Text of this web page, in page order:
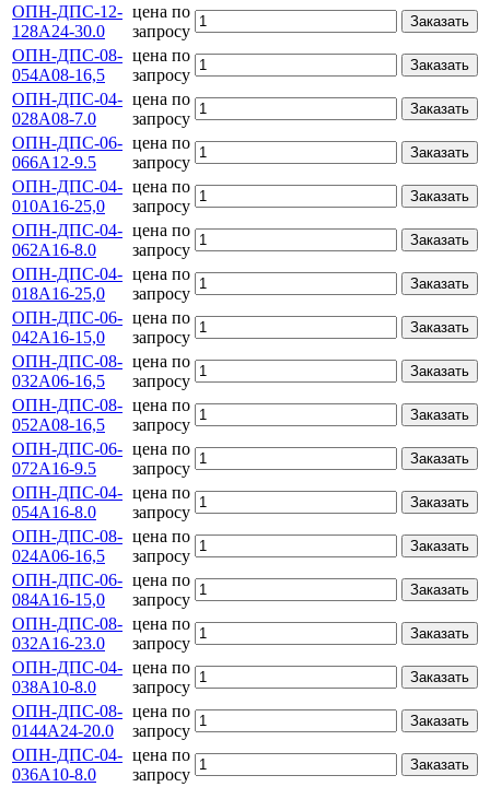
ОПН-ДПС-12-
128А24-30.0
цена по
запросу
Заказать
ОПН-ДПС-08-
054А08-16,5
цена по
запросу
Заказать
ОПН-ДПС-04-
028А08-7.0
цена по
запросу
Заказать
ОПН-ДПС-06-
066А12-9.5
цена по
запросу
Заказать
ОПН-ДПС-04-
010А16-25,0
цена по
запросу
Заказать
ОПН-ДПС-04-
062А16-8.0
цена по
запросу
Заказать
ОПН-ДПС-04-
018А16-25,0
цена по
запросу
Заказать
ОПН-ДПС-06-
042А16-15,0
цена по
запросу
Заказать
ОПН-ДПС-08-
032А06-16,5
цена по
запросу
Заказать
ОПН-ДПС-08-
052А08-16,5
цена по
запросу
Заказать
ОПН-ДПС-06-
072А16-9.5
цена по
запросу
Заказать
ОПН-ДПС-04-
054А16-8.0
цена по
запросу
Заказать
ОПН-ДПС-08-
024А06-16,5
цена по
запросу
Заказать
ОПН-ДПС-06-
084А16-15,0
цена по
запросу
Заказать
ОПН-ДПС-08-
032А16-23.0
цена по
запросу
Заказать
ОПН-ДПС-04-
038А10-8.0
цена по
запросу
Заказать
ОПН-ДПС-08-
0144А24-20.0
цена по
запросу
Заказать
ОПН-ДПС-04-
036А10-8.0
цена по
запросу
Заказать